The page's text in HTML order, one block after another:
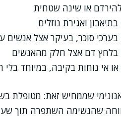
או שינה שטחית
ואגירת נוזלים
בערכי סוכר, בעיקר אצל אנשים
בלחץ דם אצל חלק מהאנשים
אי נוחות בקיבה, במיוחד
שהנשימה השתפרה תוך